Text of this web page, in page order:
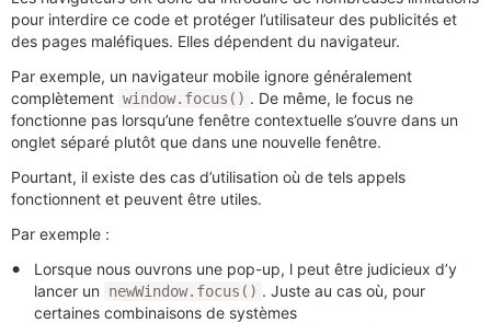
pour interdire ce code et protéger l’utilisateur des publicités et
des pages maléfiques. Elles dépendent du navigateur.
Par exemple, un navigateur mobile ignore généralement
complètement window.focus() . De même, le focus ne
fonctionne pas lorsqu’une fenêtre contextuelle s’ouvre dans un
onglet séparé plutôt que dans une nouvelle fenêtre.
Pourtant, il existe des cas d’utilisation où de tels appels
fonctionnent et peuvent être utiles.
Par exemple :
Lorsque nous ouvrons une pop-up, l peut être judicieux d’y
lancer un
newWindow.focus() . Juste au cas où, pour
certaines combinaisons de systèmes